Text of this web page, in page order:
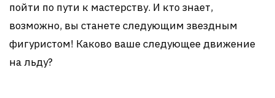
пойти по пути к мастерству. И кто знает,
возможно, вы станете следующим звездным
фигуристом! Каково ваше следующее движение
на льду?